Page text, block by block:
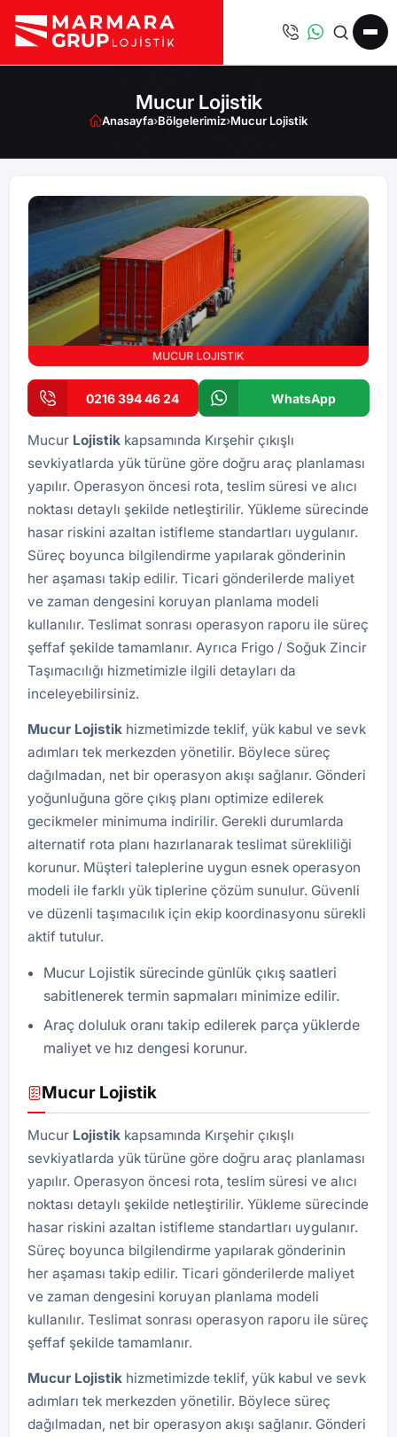
Mucur Lojistik
Anasayfa›Bölgelerimiz›Mucur Lojistik
0216 394 46 24 WhatsApp
Mucur Lojistik kapsamında Kırşehir çıkışlı
sevkiyatlarda yük türüne göre doğru araç planlaması
yapılır. Operasyon öncesi rota, teslim süresi ve alıcı
noktası detaylı şekilde netleştirilir. Yükleme sürecinde
hasar riskini azaltan istifleme standartları uygulanır.
Süreç boyunca bilgilendirme yapılarak gönderinin
her aşaması takip edilir. Ticari gönderilerde maliyet
ve zaman dengesini koruyan planlama modeli
kullanılır. Teslimat sonrası operasyon raporu ile süreç
şeffaf şekilde tamamlanır. Ayrıca Frigo / Soğuk Zincir
Taşımacılığı hizmetimizle ilgili detayları da
inceleyebilirsiniz.
Mucur Lojistik hizmetimizde teklif, yük kabul ve sevk
adımları tek merkezden yönetilir. Böylece süreç
dağılmadan, net bir operasyon akışı sağlanır. Gönderi
yoğunluğuna göre çıkış planı optimize edilerek
gecikmeler minimuma indirilir. Gerekli durumlarda
alternatif rota planı hazırlanarak teslimat sürekliliği
korunur. Müşteri taleplerine uygun esnek operasyon
modeli ile farklı yük tiplerine çözüm sunulur. Güvenli
ve düzenli taşımacılık için ekip koordinasyonu sürekli
aktif tutulur.
Mucur Lojistik sürecinde günlük çıkış saatleri
sabitlenerek termin sapmaları minimize edilir.
Araç doluluk oranı takip edilerek parça yüklerde
maliyet ve hız dengesi korunur.
Mucur Lojistik
Mucur Lojistik kapsamında Kırşehir çıkışlı
sevkiyatlarda yük türüne göre doğru araç planlaması
yapılır. Operasyon öncesi rota, teslim süresi ve alıcı
noktası detaylı şekilde netleştirilir. Yükleme sürecinde
hasar riskini azaltan istifleme standartları uygulanır.
Süreç boyunca bilgilendirme yapılarak gönderinin
her aşaması takip edilir. Ticari gönderilerde maliyet
ve zaman dengesini koruyan planlama modeli
kullanılır. Teslimat sonrası operasyon raporu ile süreç
şeffaf şekilde tamamlanır.
Mucur Lojistik hizmetimizde teklif, yük kabul ve sevk
adımları tek merkezden yönetilir. Böylece süreç
dağılmadan, net bir operasyon akışı sağlanır. Gönderi